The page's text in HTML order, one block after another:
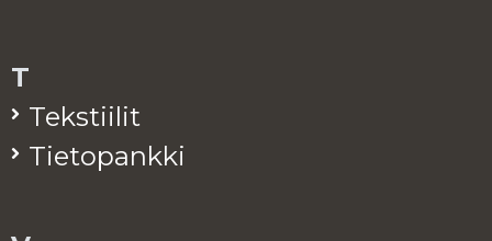
T
Teks­tii­lit
Tie­to­pank­ki